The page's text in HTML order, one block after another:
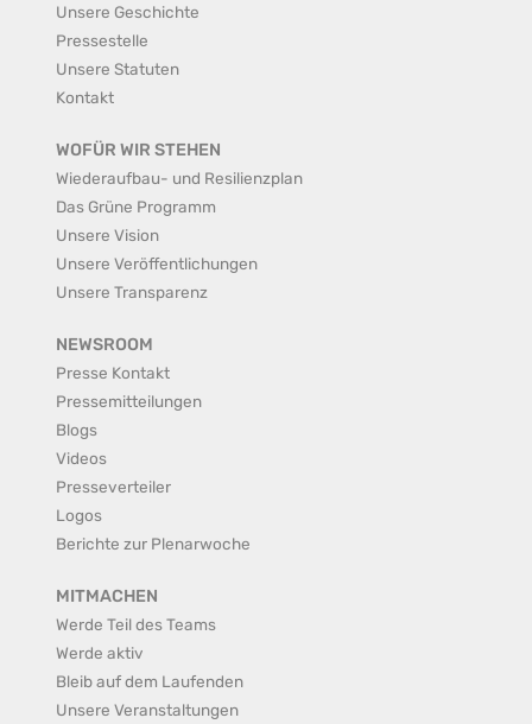
Unsere Geschichte
Pressestelle
Unsere Statuten
Kontakt
WOFÜR WIR STEHEN
Wiederaufbau- und Resilienzplan
Das Grüne Programm
Unsere Vision
Unsere Veröffentlichungen
Unsere Transparenz
NEWSROOM
Presse Kontakt
Pressemitteilungen
Blogs
Videos
Presseverteiler
Logos
Berichte zur Plenarwoche
MITMACHEN
Werde Teil des Teams
Werde aktiv
Bleib auf dem Laufenden
Unsere Veranstaltungen